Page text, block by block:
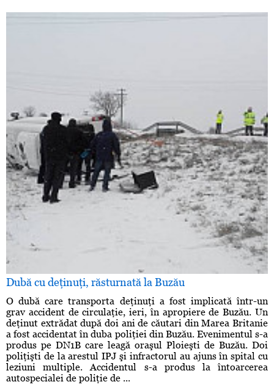
Dubă cu deţinuţi, răsturnată la Buzău
O dubă care transporta deţinuţi a fost implicată într-un
grav accident de circulaţie, ieri, în apropiere de Buzău. Un
deţinut extrădat după doi ani de căutari din Marea Britanie
a fost accidentat în duba poliţiei din Buzău. Evenimentul s-a
produs pe DN1B care leagă oraşul Ploieşti de Buzău. Doi
poliţişti de la arestul IPJ şi infractorul au ajuns în spital cu
leziuni multiple. Accidentul s-a produs la întoarcerea
autospecialei de poliţie de ...